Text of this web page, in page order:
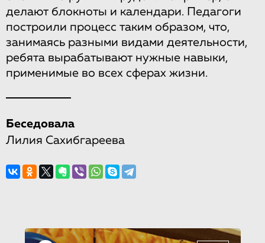
делают блокноты и календари. Педагоги
построили процесс таким образом, что,
занимаясь разными видами деятельности,
ребята вырабатывают нужные навыки,
применимые во всех сферах жизни.
Беседовала
Лилия Сахибгареева